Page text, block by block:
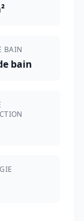
BAIN
bain